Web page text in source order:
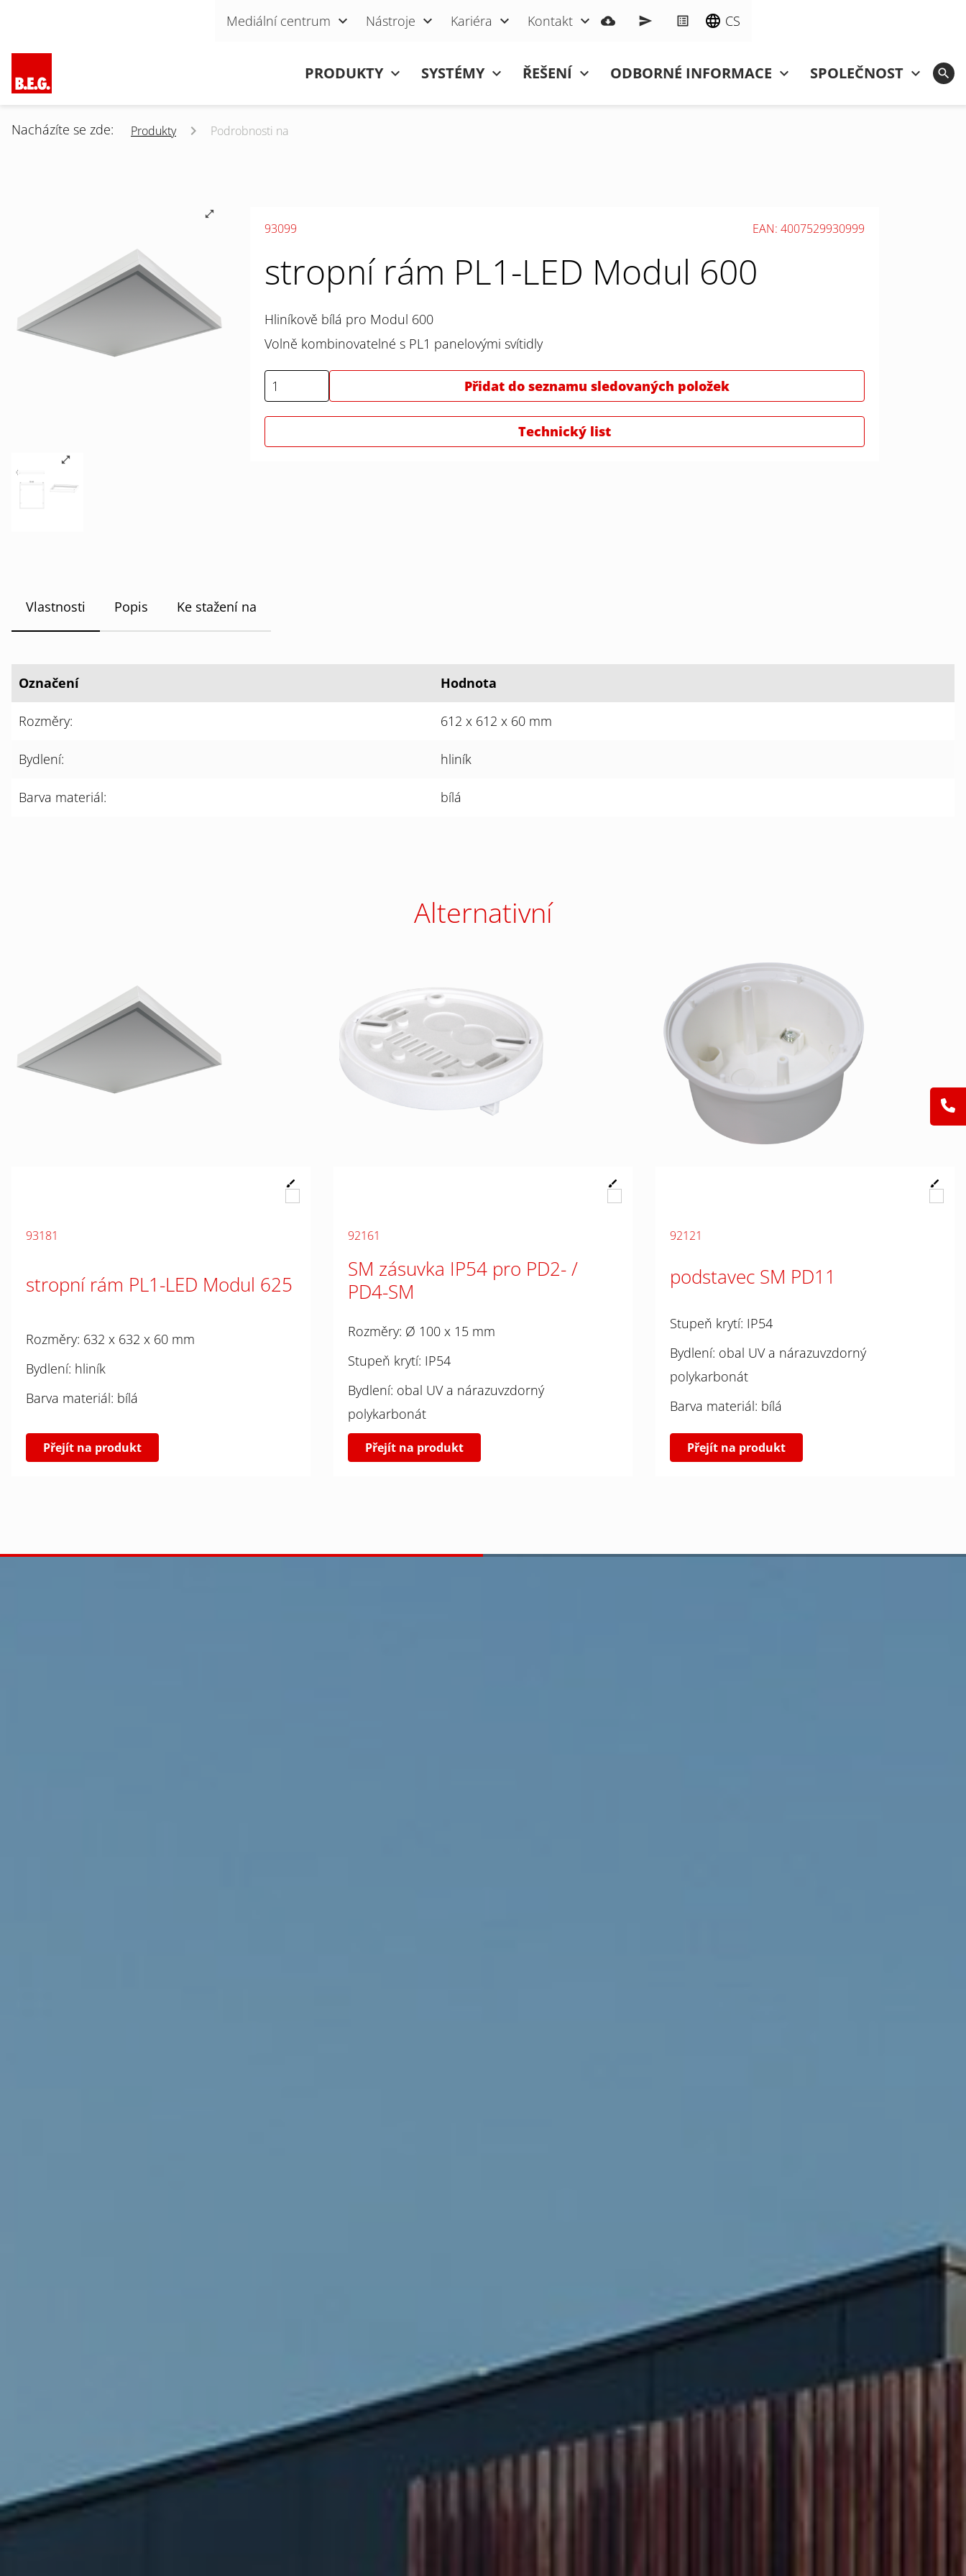
Přeskočit navigaci
Mediální centrum Nástroje Kariéra Kontakt CS
PRODUKTY SYSTÉMY ŘEŠENÍ ODBORNÉ INFORMACE SPOLEČNOST
Nacházíte se zde: Produkty Podrobnosti na
93099 EAN: 4007529930999
stropní rám PL1-LED Modul 600
Hliníkově bílá pro Modul 600
Volně kombinovatelné s PL1 panelovými svítidly
Přidat do seznamu sledovaných položek
Technický list
Vlastnosti Popis Ke stažení na
Označení Hodnota
Rozměry: 612 x 612 x 60 mm
Bydlení: hliník
Barva materiál: bílá
Alternativní
93181
stropní rám PL1-LED Modul 625
Rozměry: 632 x 632 x 60 mm
Bydlení: hliník
Barva materiál: bílá
Přejít na produkt
92161
SM zásuvka IP54 pro PD2- /
PD4-SM
Rozměry: Ø 100 x 15 mm
Stupeň krytí: IP54
Bydlení: obal UV a nárazuvzdorný
polykarbonát
Přejít na produkt
92121
podstavec SM PD11
Stupeň krytí: IP54
Bydlení: obal UV a nárazuvzdorný
polykarbonát
Barva materiál: bílá
Přejít na produkt